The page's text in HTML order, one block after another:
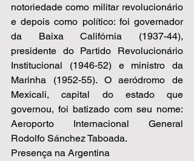
notoriedade como militar revolucionário
e depois como político: foi governador
da Baixa Califórnia (1937-44),
presidente do Partido Revolucionário
Institucional (1946-52) e ministro da
Marinha (1952-55). O aeródromo de
Mexicali, capital do estado que
governou, foi batizado com seu nome:
Aeroporto Internacional General
Rodolfo Sánchez Taboada.
Presença na Argentina